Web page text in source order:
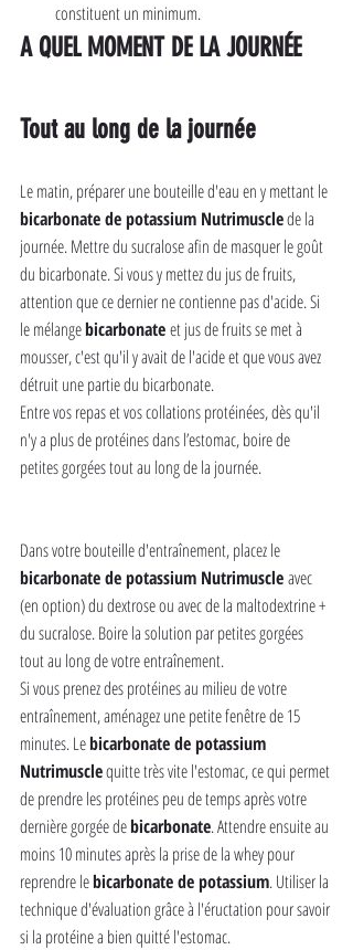
constituent un minimum.
A QUEL MOMENT DE LA JOURNÉE
Tout au long de la journée
Le matin, préparer une bouteille d'eau en y mettant le
bicarbonate de potassium Nutrimuscle de la
journée. Mettre du sucralose afin de masquer le goût
du bicarbonate. Si vous y mettez du jus de fruits,
attention que ce dernier ne contienne pas d'acide. Si
le mélange bicarbonate et jus de fruits se met à
mousser, c'est qu'il y avait de l'acide et que vous avez
détruit une partie du bicarbonate.
Entre vos repas et vos collations protéinées, dès qu'il
n'y a plus de protéines dans l’estomac, boire de
petites gorgées tout au long de la journée.
Dans votre bouteille d'entraînement, placez le
bicarbonate de potassium Nutrimuscle avec
(en option) du dextrose ou avec de la maltodextrine +
du sucralose. Boire la solution par petites gorgées
tout au long de votre entraînement.
Si vous prenez des protéines au milieu de votre
entraînement, aménagez une petite fenêtre de 15
minutes. Le bicarbonate de potassium
Nutrimuscle quitte très vite l'estomac, ce qui permet
de prendre les protéines peu de temps après votre
dernière gorgée de bicarbonate. Attendre ensuite au
moins 10 minutes après la prise de la whey pour
reprendre le bicarbonate de potassium. Utiliser la
technique d'évaluation grâce à l'éructation pour savoir
si la protéine a bien quitté l'estomac.